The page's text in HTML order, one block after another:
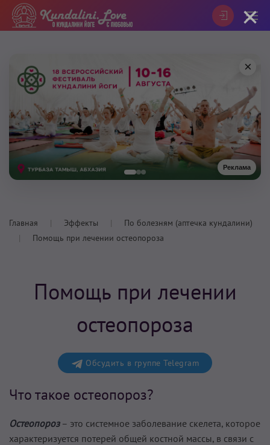
Реклама
×
Главная Эффекты
По болезням (аптечка кундалини)
Помощь при лечении остеопороза
Помощь при лечении
остеопороза
Обсудить в группе Telegram
Что такое остеопороз?
Остеопороз– это системное заболевание скелета, которое
характеризуется потерей общей костной массы, в связи с
×